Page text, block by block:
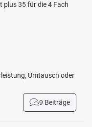
plus 35 für die 4 Fach
Umtausch oder
9 Beiträge